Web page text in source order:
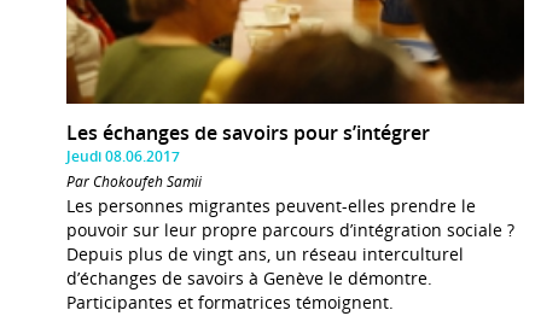
Les échanges de savoirs pour s’intégrer
Jeudi 08.06.2017
Par Chokoufeh Samii
Les personnes migrantes peuvent-elles prendre le
pouvoir sur leur propre parcours d’intégration sociale ?
Depuis plus de vingt ans, un réseau interculturel
d’échanges de savoirs à Genève le démontre.
Participantes et formatrices témoignent.